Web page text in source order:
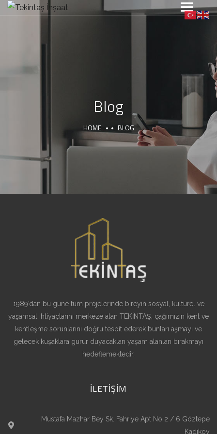
Blog
HOME BLOG
1989’dan bu güne tüm projelerinde bireyin sosyal, kültürel ve
yaşamsal ihtiyaçlarını merkeze alan TEKİNTAŞ, çağımızın kent ve
kentleşme sorunlarını doğru tespit ederek bunları aşmayı ve
gelecek kuşaklara gurur duyacakları yaşam alanları bırakmayı
hedeflemektedir.
İLETİŞİM
Mustafa Mazhar Bey Sk. Fahriye Apt No 2 / 6 Göztepe
Kadıköy